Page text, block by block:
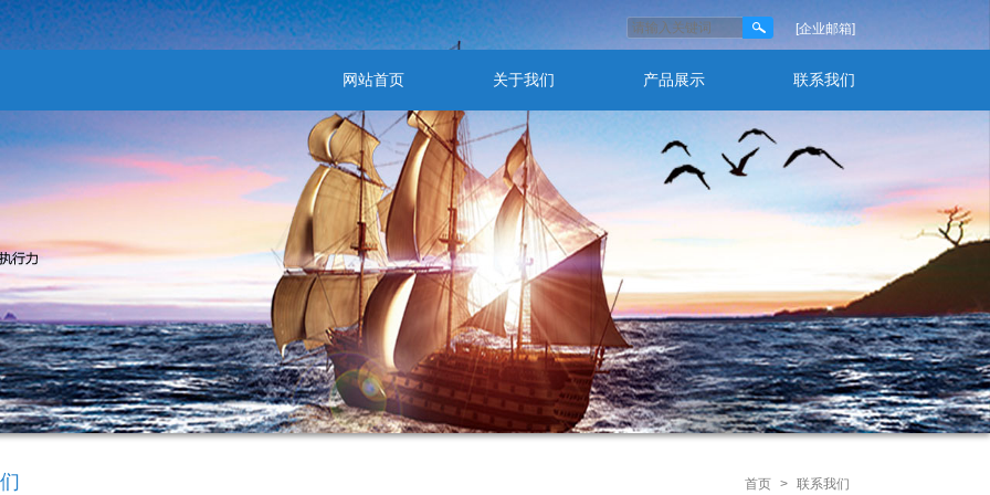
[企业邮箱]
网站首页 关于我们 产品展示 联系我们
首页 > 联系我们